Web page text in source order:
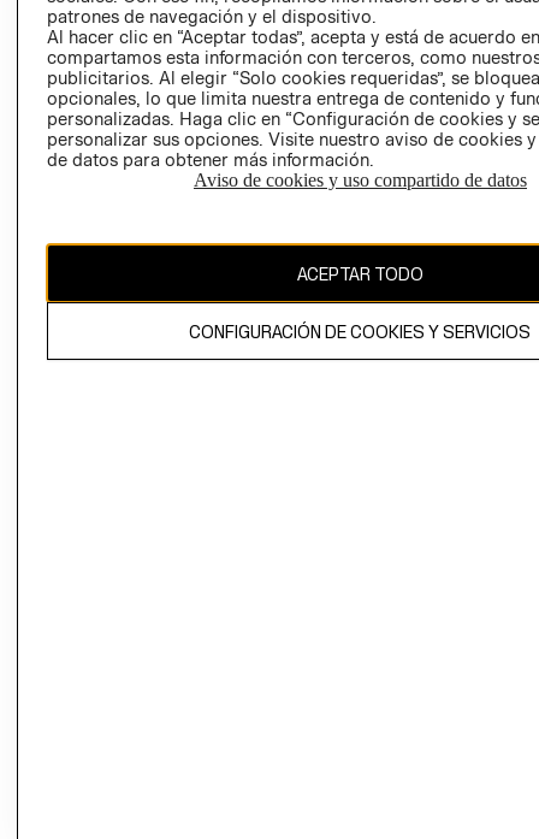
Uruguay ($U)
El contenido de esta página web está protegido por copyright y es
propiedad de H&M Hennes & Mauritz AB.
patrones de navegación y el dispositivo.
Al hacer clic en “Aceptar todas”, acepta y está de acuerdo
compartamos esta información con terceros, como
publicitarios. Al elegir “Solo cookies requeridas”, se
opcionales, lo que limita nuestra entrega de contenido y
personalizadas. Haga clic en “Configuración de cookies y
personalizar sus opciones. Visite nuestro aviso de cookies
de datos para obtener más información.
Aviso de cookies y uso compartido de datos
ACEPTAR TODO
CONFIGURACIÓN DE COOKIES Y SERVICIOS